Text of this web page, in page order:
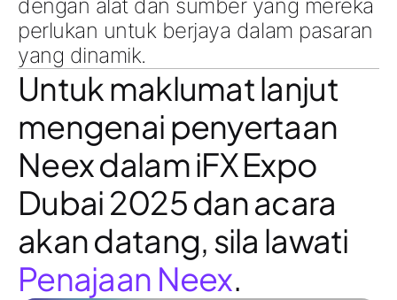
dengan alat dan sumber yang mereka
perlukan untuk berjaya dalam pasaran
yang dinamik.
Untuk maklumat lanjut
mengenai penyertaan
Neex dalam iFX Expo
Dubai 2025 dan acara
akan datang, sila lawati
Penajaan Neex.